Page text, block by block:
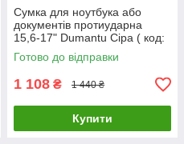
Сумка для ноутбука або
документів протиударна
15,6-17" Dumantu Сіра ( код:
IBN017S )
Готово до відправки
1 108 ₴ 1 440 ₴
Купити